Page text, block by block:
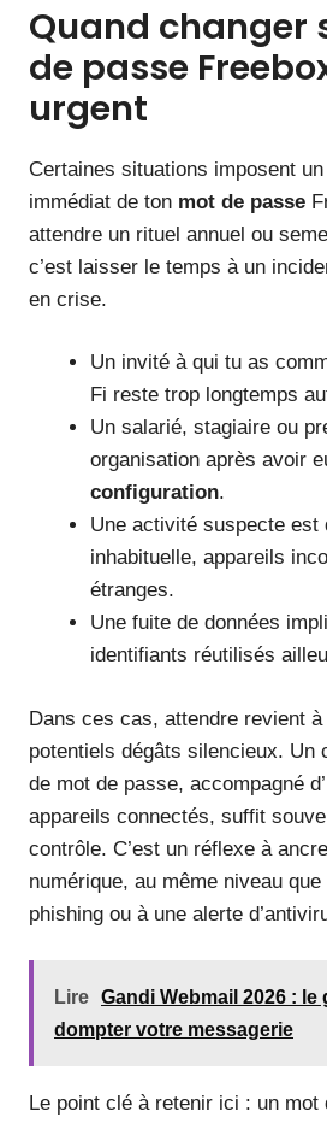
Quand changer
de passe
urgent
Certaines situations imposent
immédiat de ton mot de passe
attendre un rituel annuel ou
c’est laisser le temps à un
en crise.
Un invité à qui tu as
Fi reste trop longtemps
Un salarié, stagiaire ou
organisation après avoir
configuration.
Une activité suspecte est
inhabituelle, appareils
étranges.
Une fuite de données
identifiants réutilisés
Dans ces cas, attendre revient
potentiels dégâts silencieux. Un
de mot de passe, accompagné
appareils connectés, suffit
contrôle. C’est un réflexe à
numérique, au même niveau
phishing ou à une alerte
Lire Gandi Webmail 2026 :
dompter votre messagerie
Le point clé à retenir ici : un mot